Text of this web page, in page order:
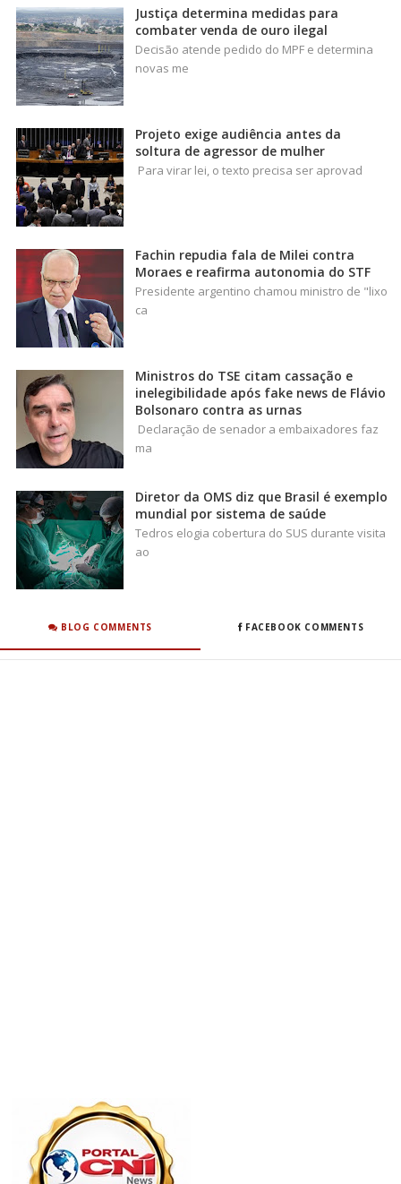
Justiça determina medidas para
combater venda de ouro ilegal
Decisão atende pedido do MPF e determina
novas me
Projeto exige audiência antes da
soltura de agressor de mulher
Para virar lei, o texto precisa ser aprovad
Fachin repudia fala de Milei contra
Moraes e reafirma autonomia do STF
Presidente argentino chamou ministro de "lixo
ca
Ministros do TSE citam cassação e
inelegibilidade após fake news de Flávio
Bolsonaro contra as urnas
Declaração de senador a embaixadores faz
ma
Diretor da OMS diz que Brasil é exemplo
mundial por sistema de saúde
Tedros elogia cobertura do SUS durante visita
ao
BLOG COMMENTS FACEBOOK COMMENTS